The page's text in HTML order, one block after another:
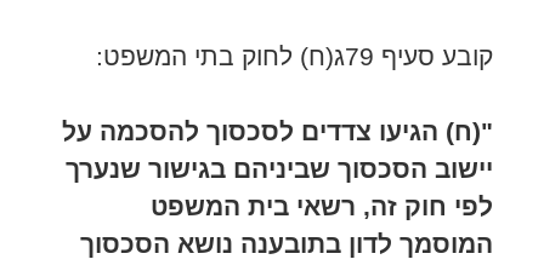
קובע סעיף 79ג(ח) לחוק בתי המשפט:
"(ח) הגיעו צדדים לסכסוך להסכמה על
יישוב הסכסוך שביניהם בגישור שנערך
לפי חוק זה, רשאי בית המשפט
המוסמך לדון בתובענה נושא הסכסוך